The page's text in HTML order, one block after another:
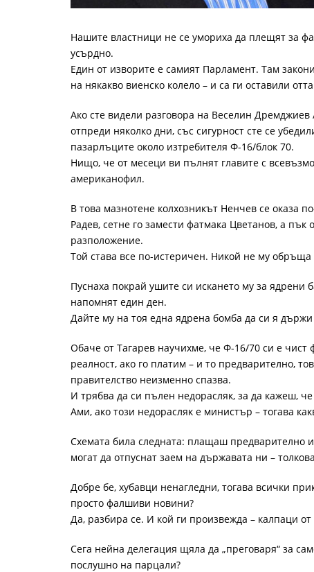
Нашите властници не се умориха да плещят за
усърдно.
Един от изворите е самият Парламент. Там
на някакво виенско колело – и са ги оставили
Ако сте видели разговора на Веселин
отпреди няколко дни, със сигурност сте се
пазарлъците около изтребителя Ф-16/блок 70.
Нищо, че от месеци ви пълнят главите с
американофил.
В това мазнотене колхозникът Ненчев се оказа
Радев, сетне го замести фатмака Цветанов, а
разположение.
Той става все по-истеричен. Никой не му
Пуснаха покрай ушите си искането му за
напомнят един ден.
Дайте му на тоя една ядрена бомба да си я
Обаче от Тагарев научихме, че Ф-16/70 си е
реалност, ако го платим – и то предварително,
правителство неизменно спазва.
И трябва да си пълен недорасляк, за да кажеш,
Ами, ако този недорасляк е министър – тогава
Схемата била следната: плащаш предварително
могат да отпуснат заем на държавата ни –
Добре бе, хубавци ненагледни, тогава всички
просто фалшиви новини?
Да, разбира се. И кой ги произвежда – калпаци от
Сега нейна делегация щяла да „преговаря“ за
послушно на парцали?